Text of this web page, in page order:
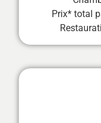
Prix* total